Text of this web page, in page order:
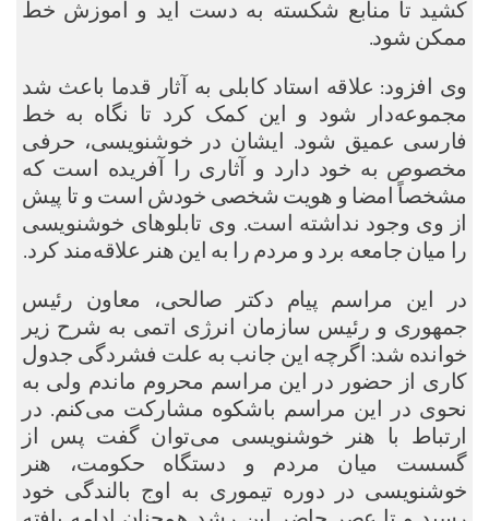
کشید تا منابع شکسته به دست آید و آموزش خط
ممکن شود.
وی افزود: علاقه استاد کابلی به آثار قدما باعث شد
مجموعه‌دار شود و این کمک کرد تا نگاه به خط
فارسی عمیق شود. ایشان در خوشنویسی، حرفی
مخصوص به خود دارد و آثاری را آفریده است که
مشخصاً امضا و هویت شخصی خودش است و تا پیش
از وی وجود نداشته است. وی تابلوهای خوشنویسی
را میان جامعه برد و مردم را به این هنر علاقه‌مند کرد.
در این مراسم پیام دکتر صالحی، معاون رئیس
جمهوری و رئیس سازمان انرژی اتمی به شرح زیر
خوانده شد: اگرچه این جانب به علت فشردگی جدول
کاری از حضور در این مراسم محروم ماندم ولی به
نحوی در این مراسم باشکوه مشارکت می‌کنم. در
ارتباط با هنر خوشنویسی می‌توان گفت پس از
گسست میان مردم و دستگاه حکومت، هنر
خوشنویسی در دوره تیموری به اوج بالندگی خود